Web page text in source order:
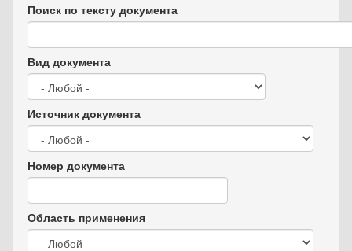
Поиск по тексту документа
Вид документа
Источник документа
Номер документа
Область применения